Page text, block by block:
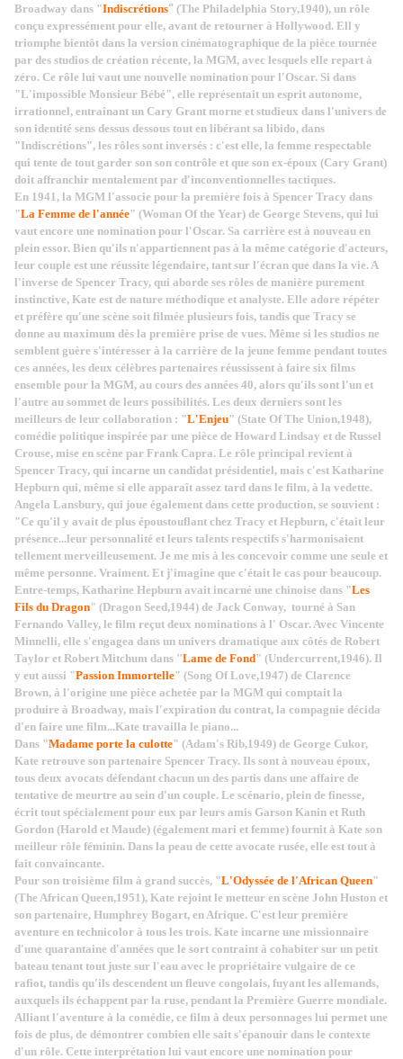
Broadway dans "Indiscrétions" (The Philadelphia Story,1940), un rôle
conçu expressément pour elle, avant de retourner à Hollywood. Ell y
triomphe bientôt dans la version cinématographique de la pièce tournée
par des studios de création récente, la MGM, avec lesquels elle repart à
zéro. Ce rôle lui vaut une nouvelle nomination pour l'Oscar. Si dans
"L'impossible Monsieur Bébé", elle représentait un esprit autonome,
irrationnel, entraînant un Cary Grant morne et studieux dans l'univers de
son identité sens dessus dessous tout en libérant sa libido, dans
"Indiscrétions", les rôles sont inversés : c'est elle, la femme respectable
qui tente de tout garder son son contrôle et que son ex-époux (Cary Grant)
doit affranchir mentalement par d'inconventionnelles tactiques.
En 1941, la MGM l'associe pour la première fois à Spencer Tracy dans
"La Femme de l'année" (Woman Of the Year) de George Stevens, qui lui
vaut encore une nomination pour l'Oscar. Sa carrière est à nouveau en
plein essor. Bien qu'ils n'appartiennent pas à la même catégorie d'acteurs,
leur couple est une réussite légendaire, tant sur l'écran que dans la vie. A
l'inverse de Spencer Tracy, qui aborde ses rôles de manière purement
instinctive, Kate est de nature méthodique et analyste. Elle adore répéter
et préfère qu'une scène soit filmée plusieurs fois, tandis que Tracy se
donne au maximum dès la première prise de vues. Même si les studios ne
semblent guère s'intéresser à la carrière de la jeune femme pendant toutes
ces années, les deux célèbres partenaires réussissent à faire six films
ensemble pour la MGM, au cours des années 40, alors qu'ils sont l'un et
l'autre au sommet de leurs possibilités. Les deux derniers sont les
meilleurs de leur collaboration : "L'Enjeu" (State Of The Union,1948),
comédie politique inspirée par une pièce de Howard Lindsay et de Russel
Crouse, mise en scène par Frank Capra. Le rôle principal revient à
Spencer Tracy, qui incarne un candidat présidentiel, mais c'est Katharine
Hepburn qui, même si elle apparaît assez tard dans le film, à la vedette.
Angela Lansbury, qui joue également dans cette production, se souvient :
"Ce qu'il y avait de plus époustouflant chez Tracy et Hepburn, c'était leur
présence...leur personnalité et leurs talents respectifs s'harmonisaient
tellement merveilleusement. Je me mis à les concevoir comme une seule et
même personne. Vraiment. Et j'imagine que c'était le cas pour beaucoup.
Entre-temps, Katharine Hepburn avait incarné une chinoise dans "Les
Fils du Dragon" (Dragon Seed,1944) de Jack Conway, tourné à San
Fernando Valley, le film reçut deux nominations à l' Oscar. Avec Vincente
Minnelli, elle s'engagea dans un univers dramatique aux côtés de Robert
Taylor et Robert Mitchum dans "Lame de Fond" (Undercurrent,1946). Il
y eut aussi "Passion Immortelle" (Song Of Love,1947) de Clarence
Brown, à l'origine une pièce achetée par la MGM qui comptait la
produire à Broadway, mais l'expiration du contrat, la compagnie décida
d'en faire une film...Kate travailla le piano...
Dans "Madame porte la culotte" (Adam's Rib,1949) de George Cukor,
Kate retrouve son partenaire Spencer Tracy. Ils sont à nouveau époux,
tous deux avocats défendant chacun un des partis dans une affaire de
tentative de meurtre au sein d'un couple. Le scénario, plein de finesse,
écrit tout spécialement pour eux par leurs amis Garson Kanin et Ruth
Gordon (Harold et Maude) (également mari et femme) fournit à Kate son
meilleur rôle féminin. Dans la peau de cette avocate rusée, elle est tout à
fait convaincante.
Pour son troisième film à grand succès, "L'Odyssée de l'African Queen"
(The African Queen,1951), Kate rejoint le metteur en scène John Huston et
son partenaire, Humphrey Bogart, en Afrique. C'est leur première
aventure en technicolor à tous les trois. Kate incarne une missionnaire
d'une quarantaine d'années que le sort contraint à cohabiter sur un petit
bateau tenant tout juste sur l'eau avec le propriétaire vulgaire de ce
rafiot, tandis qu'ils descendent un fleuve congolais, fuyant les allemands,
auxquels ils échappent par la ruse, pendant la Première Guerre mondiale.
Alliant l'aventure à la comédie, ce film à deux personnages lui permet une
fois de plus, de démontrer combien elle sait s'épanouir dans le contexte
d'un rôle. Cette interprétation lui vaut encore une nomination pour